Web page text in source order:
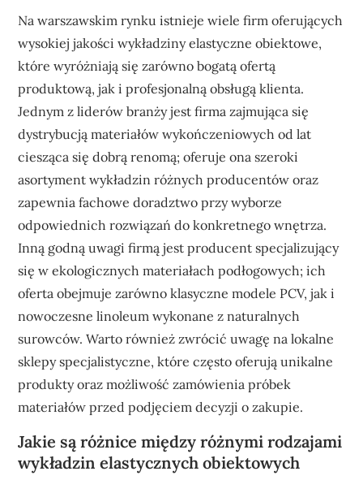
Na warszawskim rynku istnieje wiele firm oferujących
wysokiej jakości wykładziny elastyczne obiektowe,
które wyróżniają się zarówno bogatą ofertą
produktową, jak i profesjonalną obsługą klienta.
Jednym z liderów branży jest firma zajmująca się
dystrybucją materiałów wykończeniowych od lat
ciesząca się dobrą renomą; oferuje ona szeroki
asortyment wykładzin różnych producentów oraz
zapewnia fachowe doradztwo przy wyborze
odpowiednich rozwiązań do konkretnego wnętrza.
Inną godną uwagi firmą jest producent specjalizujący
się w ekologicznych materiałach podłogowych; ich
oferta obejmuje zarówno klasyczne modele PCV, jak i
nowoczesne linoleum wykonane z naturalnych
surowców. Warto również zwrócić uwagę na lokalne
sklepy specjalistyczne, które często oferują unikalne
produkty oraz możliwość zamówienia próbek
materiałów przed podjęciem decyzji o zakupie.
Jakie są różnice między różnymi rodzajami
wykładzin elastycznych obiektowych